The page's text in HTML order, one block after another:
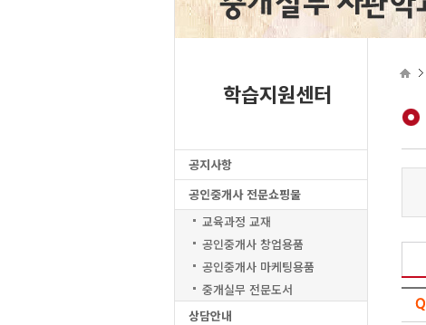
학습지원센터
공지사항
공인중개사 전문쇼핑물
교육과정 교재
공인중개사 창업용품
공인중개사 마케팅용품
중개실무 전문도서
상담안내